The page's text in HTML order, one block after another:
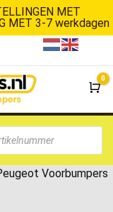
MET
MET 3-7 werkdagen
0
Voorbumpers